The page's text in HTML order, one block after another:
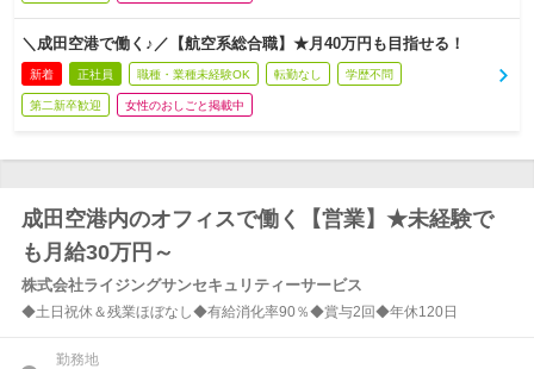
＼成田空港で働く♪／【航空系総合職】★月40万円も目指せる！
新着 正社員 職種・業種未経験OK 転勤なし 学歴不問
第二新卒歓迎 女性のおしごと掲載中
成田空港内のオフィスで働く【営業】★未経験で
も月給30万円～
株式会社ライジングサンセキュリティーサービス
◆土日祝休＆残業ほぼなし◆有給消化率90％◆賞与2回◆年休120日
勤務地